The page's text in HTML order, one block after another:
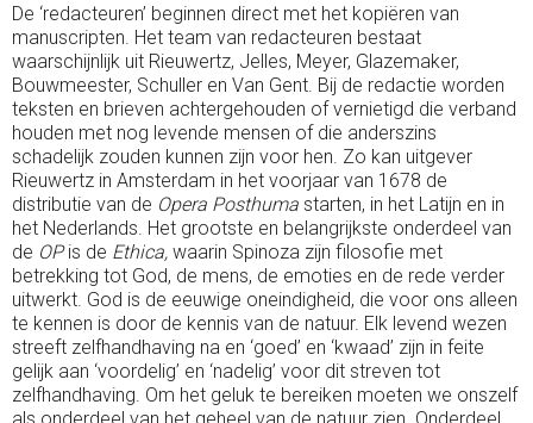
De ‘redacteuren’ beginnen direct met het kopiëren van
manuscripten. Het team van redacteuren bestaat
waarschijnlijk uit Rieuwertz, Jelles, Meyer, Glazemaker,
Bouwmeester, Schuller en Van Gent. Bij de redactie worden
teksten en brieven achtergehouden of vernietigd die verband
houden met nog levende mensen of die anderszins
schadelijk zouden kunnen zijn voor hen. Zo kan uitgever
Rieuwertz in Amsterdam in het voorjaar van 1678 de
distributie van de Opera Posthuma starten, in het Latijn en in
het Nederlands. Het grootste en belangrijkste onderdeel van
de OPis de Ethica, waarin Spinoza zijn filosofie met
betrekking tot God, de mens, de emoties en de rede verder
uitwerkt. God is de eeuwige oneindigheid, die voor ons alleen
te kennen is door de kennis van de natuur. Elk levend wezen
streeft zelfhandhaving na en ‘goed’ en ‘kwaad’ zijn in feite
gelijk aan ‘voordelig’ en ‘nadelig’ voor dit streven tot
zelfhandhaving. Om het geluk te bereiken moeten we onszelf